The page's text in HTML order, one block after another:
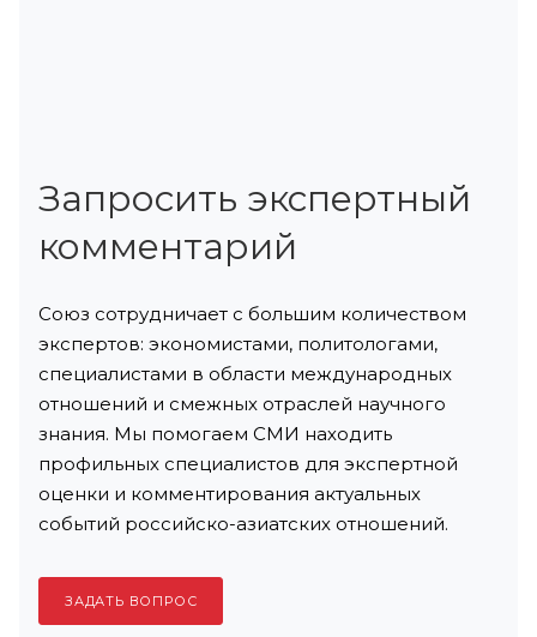
Запросить экспертный
комментарий
Союз сотрудничает с большим количеством
экспертов: экономистами, политологами,
специалистами в области международных
отношений и смежных отраслей научного
знания. Мы помогаем СМИ находить
профильных специалистов для экспертной
оценки и комментирования актуальных
событий российско-азиатских отношений.
ЗАДАТЬ ВОПРОС